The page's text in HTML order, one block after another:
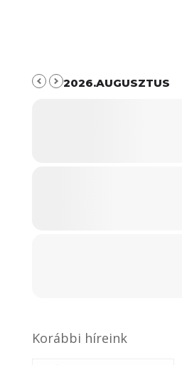
2026.AUGUSZTUS
Korábbi híreink